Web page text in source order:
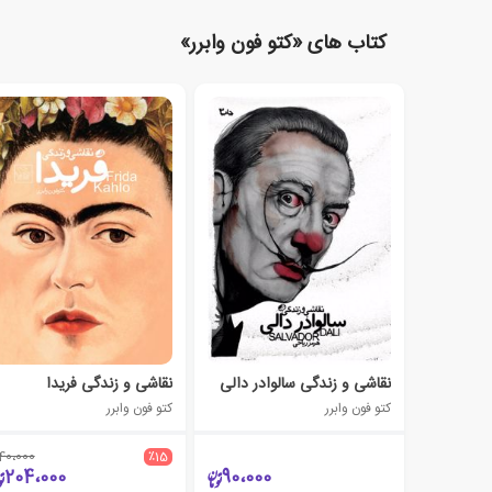
کتاب های «کتو فون وابرر»
نقاشی و زندگی سالوادر دالی
کتو فون وابرر
90،000
نقاشی و زندگی فریدا
کتو فون وابرر
٪15
204،000